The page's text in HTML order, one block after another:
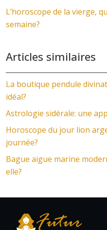
L’horoscope de la vierge,
semaine?
Articles similaires
La boutique pendule
idéal?
Astrologie sidérale: une
Horoscope du jour lion
journée?
Bague aigue marine
elle?